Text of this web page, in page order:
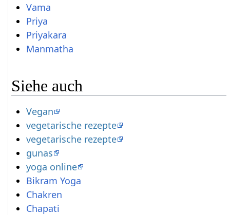
Vama
Priya
Priyakara
Manmatha
Siehe auch
Vegan
vegetarische rezepte
vegetarische rezepte
gunas
yoga online
Bikram Yoga
Chakren
Chapati